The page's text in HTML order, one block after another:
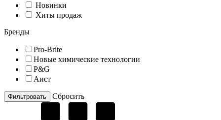
Новинки
Хиты продаж
Бренды
Pro-Brite
Новые химические технологии
P&G
Аист
Cбросить